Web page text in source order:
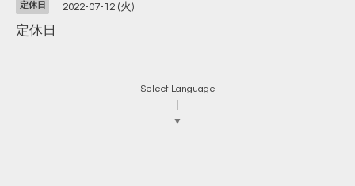
定休日 2022-07-12 (火)
定休日
Select Language
▼